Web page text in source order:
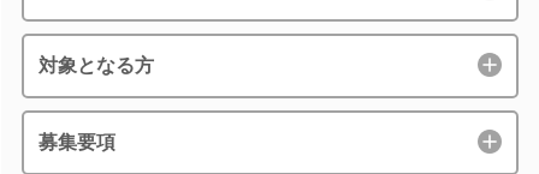
対象となる方
募集要項